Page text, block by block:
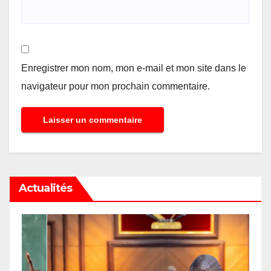
Enregistrer mon nom, mon e-mail et mon site dans le
navigateur pour mon prochain commentaire.
Actualités